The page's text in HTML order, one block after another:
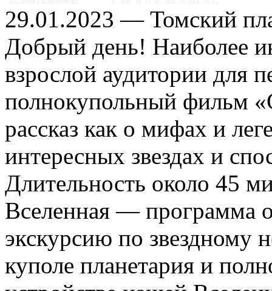
29.01.2023 — Томский
Добрый день! Наиболее
взрослой аудитории для
полнокупольный фильм
рассказ как о мифах и
интересных звездах и
Длительность около 45
Вселенная — программа
экскурсию по звездному
куполе планетария и